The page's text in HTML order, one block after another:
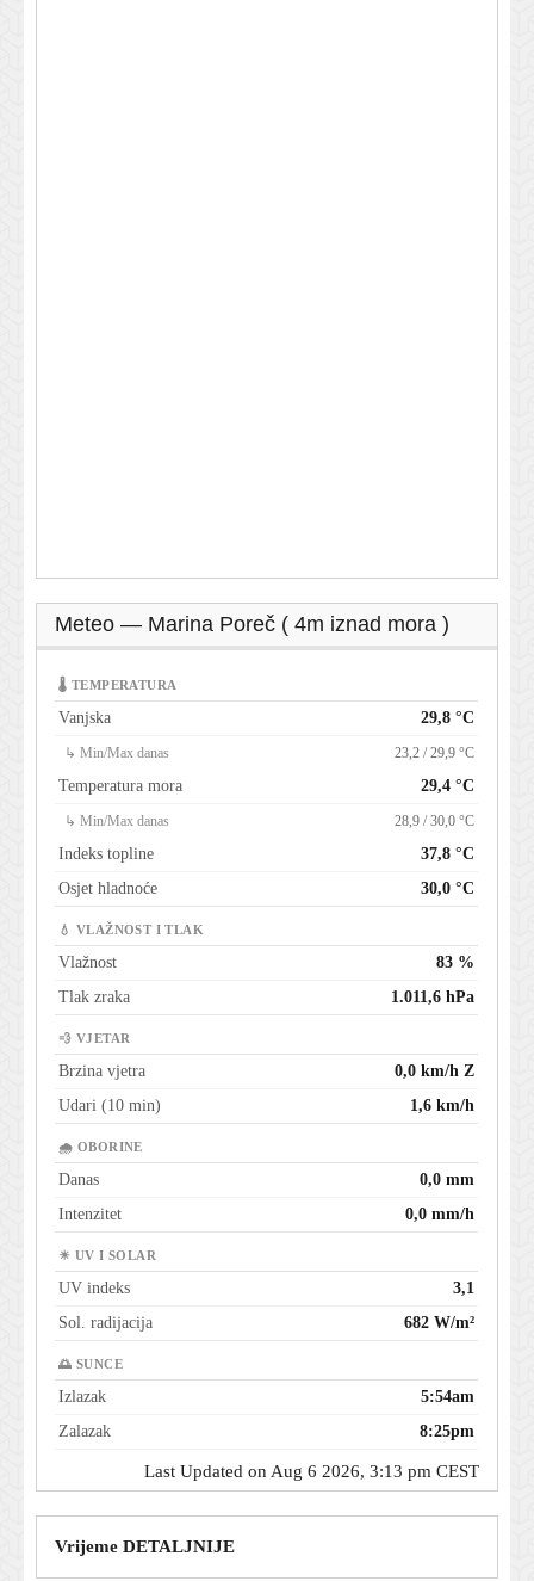
Meteo — Marina Poreč ( 4m iznad mora )
🌡 TEMPERATURA
Vanjska 29,8 °C
↳ Min/Max danas 23,2 / 29,9 °C
Temperatura mora 29,4 °C
↳ Min/Max danas 28,9 / 30,0 °C
Indeks topline
37,8 °C
Osjet hladnoće
30,0 °C
💧 VLAŽNOST I TLAK
Vlažnost
83 %
Tlak zraka
1.011,6 hPa
💨 VJETAR
Brzina vjetra
0,0 km/h Z
Udari (10 min)
1,6 km/h
🌧 OBORINE
Danas
0,0 mm
Intenzitet
0,0 mm/h
☀ UV I SOLAR
UV indeks
3,1
Sol. radijacija
682 W/m²
🌅 SUNCE
Izlazak
5:54am
Zalazak
8:25pm
Last Updated on Aug 6 2026, 3:13 pm CEST
Vrijeme DETALJNIJE